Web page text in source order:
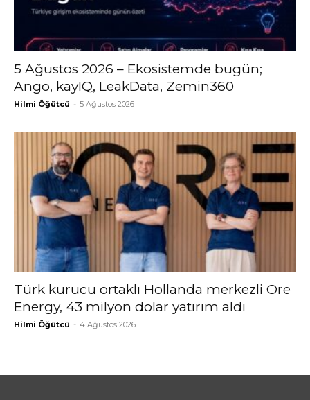
5 Ağustos 2026 – Ekosistemde bugün;
Ango, kayIQ, LeakData, Zemin360
Hilmi Öğütcü - 5 Ağustos 2026
Türk kurucu ortaklı Hollanda merkezli Ore
Energy, 43 milyon dolar yatırım aldı
Hilmi Öğütcü - 4 Ağustos 2026